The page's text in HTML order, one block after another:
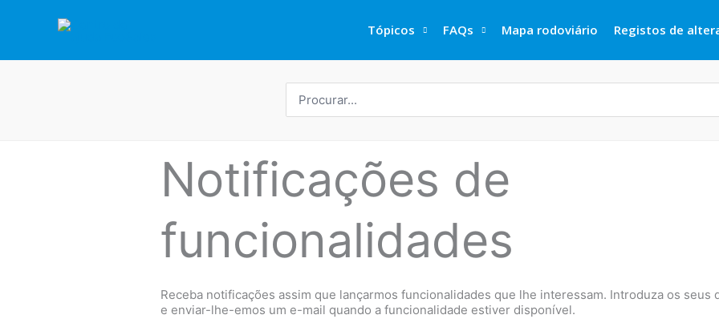
Tópicos FAQs Mapa rodoviário Registos de
por:
Notificações de
funcionalidades
Receba notificações assim que lançarmos funcionalidades que lhe interessam. Introduza os seus
e enviar-lhe-emos um e-mail quando a funcionalidade estiver disponível.